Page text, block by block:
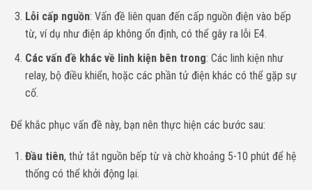
Lỗi cấp nguồn: Vấn đề liên quan đến cấp nguồn điện vào bếp
từ, ví dụ như điện áp không ổn định, có thể gây ra lỗi E4.
Các vấn đề khác về linh kiện bên trong: Các linh kiện như
relay, bộ điều khiển, hoặc các phần tử điện khác có thể gặp sự
cố.
Để khắc phục vấn đề này, bạn nên thực hiện các bước sau:
Đầu tiên, thử tắt nguồn bếp từ và chờ khoảng 5-10 phút để hệ
thống có thể khởi động lại.